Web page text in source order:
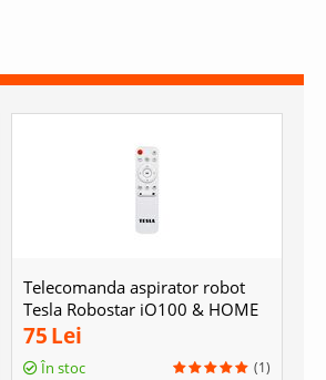
Telecomanda aspirator robot
Tesla Robostar iQ100 & HOME
ROBOT RV500
75Lei
În stoc (1)